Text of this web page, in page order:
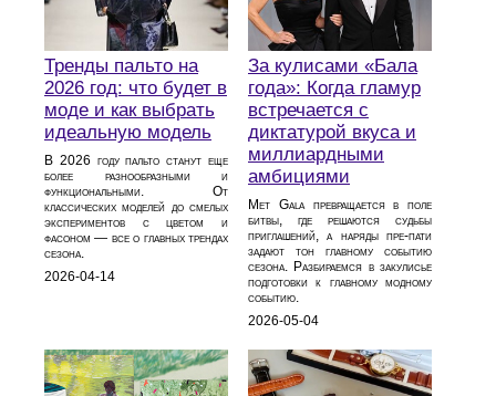
Тренды пальто на
2026 год: что будет в
моде и как выбрать
идеальную модель
В 2026 году пальто станут еще
более разнообразными и
функциональными. От
классических моделей до смелых
экспериментов с цветом и
фасоном — все о главных трендах
сезона.
2026-04-14
За кулисами «Бала
года»: Когда гламур
встречается с
диктатурой вкуса и
миллиардными
амбициями
Met Gala превращается в поле
битвы, где решаются судьбы
приглашений, а наряды пре-пати
задают тон главному событию
сезона. Разбираемся в закулисье
подготовки к главному модному
событию.
2026-05-04